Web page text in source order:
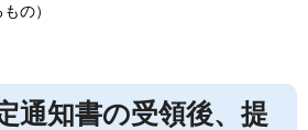
の）
通知書の受領後、提